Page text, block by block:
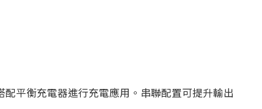
平衡充電器進行充電應用。串聯配置可提升輸出